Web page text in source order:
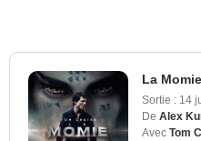
La Momie
Sortie : 14
De Alex
Avec Tom